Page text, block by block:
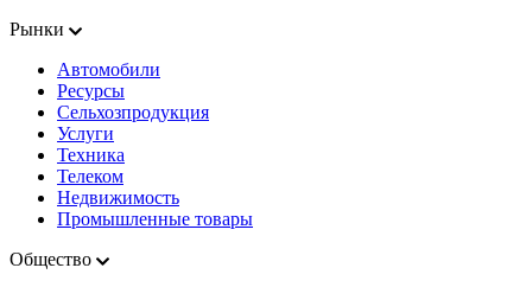
Рынки
Автомобили
Ресурсы
Сельхозпродукция
Услуги
Техника
Телеком
Недвижимость
Промышленные товары
Общество